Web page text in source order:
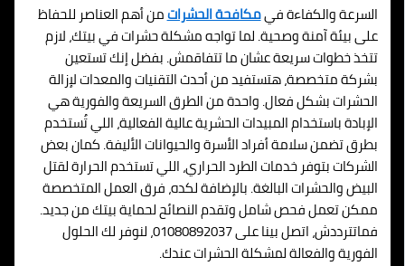
السرعة والكفاءة فيمكافحة الحشراتمن أهم العناصر للحفاظ
على بيئة آمنة وصحية. لما تواجه مشكلة حشرات في بيتك، لازم
تتخذ خطوات سريعة عشان ما تتفاقمش. بفضل إنك تستعين
بشركة متخصصة، هتستفيد من أحدث التقنيات والمعدات لإزالة
الحشرات بشكل فعال. واحدة من الطرق السريعة والفورية هي
الإبادة باستخدام المبيدات الحشرية عالية الفعالية، اللي تُستخدم
بطرق تضمن سلامة أفراد الأسرة والحيوانات الأليفة. كمان بعض
الشركات بتوفر خدمات الطرد الحراري، اللي تستخدم الحرارة لقتل
البيض والحشرات البالغة. بالإضافة لكده، فرق العمل المتخصصة
ممكن تعمل فحص شامل وتقدم النصائح لحماية بيتك من جديد.
فماتترددش، اتصل بينا على 01080892037، لنوفر لك الحلول
الفورية والفعالة لمشكلة الحشرات عندك.